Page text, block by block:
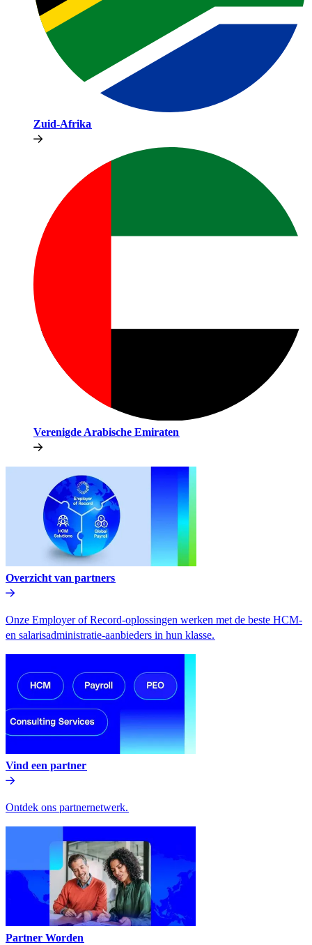
Zuid-Afrika​​
Verenigde Arabische Emiraten​​
Overzicht van partners​​
Onze Employer of Record-oplossingen werken met de beste HCM-
en salarisadministratie-aanbieders in hun klasse.​​
Vind een partner​​
Ontdek ons partnernetwerk.​​
Partner Worden​​